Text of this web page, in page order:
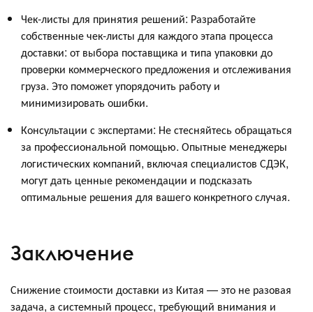
Чек-листы для принятия решений: Разработайте
собственные чек-листы для каждого этапа процесса
доставки: от выбора поставщика и типа упаковки до
проверки коммерческого предложения и отслеживания
груза. Это поможет упорядочить работу и
минимизировать ошибки.
Консультации с экспертами: Не стесняйтесь обращаться
за профессиональной помощью. Опытные менеджеры
логистических компаний, включая специалистов СДЭК,
могут дать ценные рекомендации и подсказать
оптимальные решения для вашего конкретного случая.
Заключение
Снижение стоимости доставки из Китая — это не разовая
задача, а системный процесс, требующий внимания и